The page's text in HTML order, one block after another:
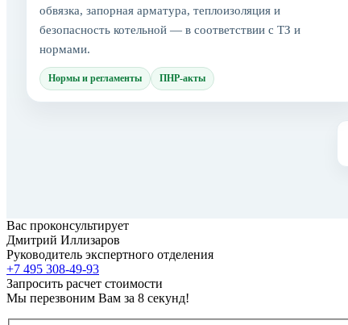
обвязка, запорная арматура, теплоизоляция и
безопасность котельной — в соответствии с ТЗ и
нормами.
Нормы и регламенты ПНР-акты
Вас проконсультирует
Дмитрий Иллизаров
Руководитель экспертного отделения
+7 495 308-49-93
Запросить расчет стоимости
Мы перезвоним Вам за 8 секунд!